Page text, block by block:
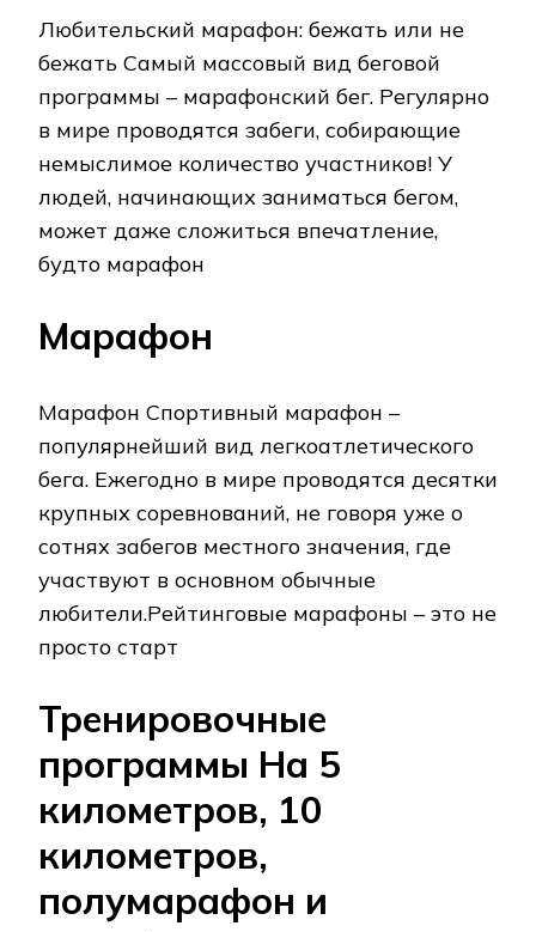
Любительский марафон: бежать или не
бежать Самый массовый вид беговой
программы – марафонский бег. Регулярно
в мире проводятся забеги, собирающие
немыслимое количество участников! У
людей, начинающих заниматься бегом,
может даже сложиться впечатление,
будто марафон
Марафон
Марафон Спортивный марафон –
популярнейший вид легкоатлетического
бега. Ежегодно в мире проводятся десятки
крупных соревнований, не говоря уже о
сотнях забегов местного значения, где
участвуют в основном обычные
любители.Рейтинговые марафоны – это не
просто старт
Тренировочные
программы На 5
километров, 10
километров,
полумарафон и